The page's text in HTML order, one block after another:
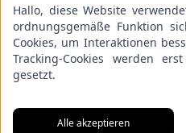
Kundenbereich
Presse
Über uns
Kooperation/Zusammenarbeit
Service/Partner
Rechtliches
Hallo, diese Website
ordnungsgemäße Funktion
Cookies, um Interaktionen
Tracking-Cookies werden
gesetzt.
Alle akzeptieren